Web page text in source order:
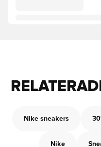
Nike sneakers
Nike